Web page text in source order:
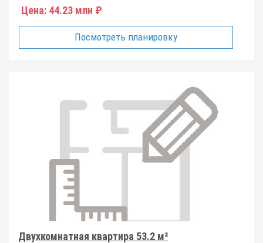
Цена: 44.23 млн ₽
Посмотреть планировку
Двухкомнатная квартира 53.2 м²